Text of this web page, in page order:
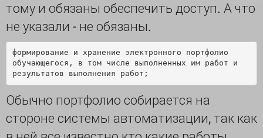
тому и обязаны обеспечить доступ. А что
не указали - не обязаны.
формирование и хранение электронного портфолио
обучающегося, в том числе выполненных им работ и
Обычно портфолио собирается на
стороне системы автоматизации, так как